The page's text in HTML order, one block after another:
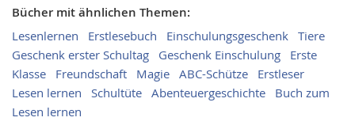
Bücher mit ähnlichen Themen:
Lesenlernen Erstlesebuch Einschulungsgeschenk Tiere
Geschenk erster Schultag
Geschenk Einschulung
Erste
Klasse
Freundschaft Magie ABC-Schütze
Erstleser
Lesen lernen
Schultüte Abenteuergeschichte
Buch zum
Lesen lernen